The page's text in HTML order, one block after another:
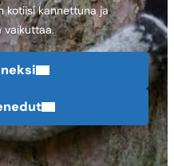
kotiisi kannettuna ja
vaikuttaa.